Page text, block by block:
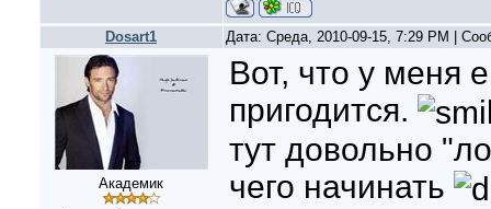
Dosart1 Дата: Среда, 2010-09-15, 7:29 PM |
Академик
Вот, что у меня
пригодится.
тут довольно
чего начинать